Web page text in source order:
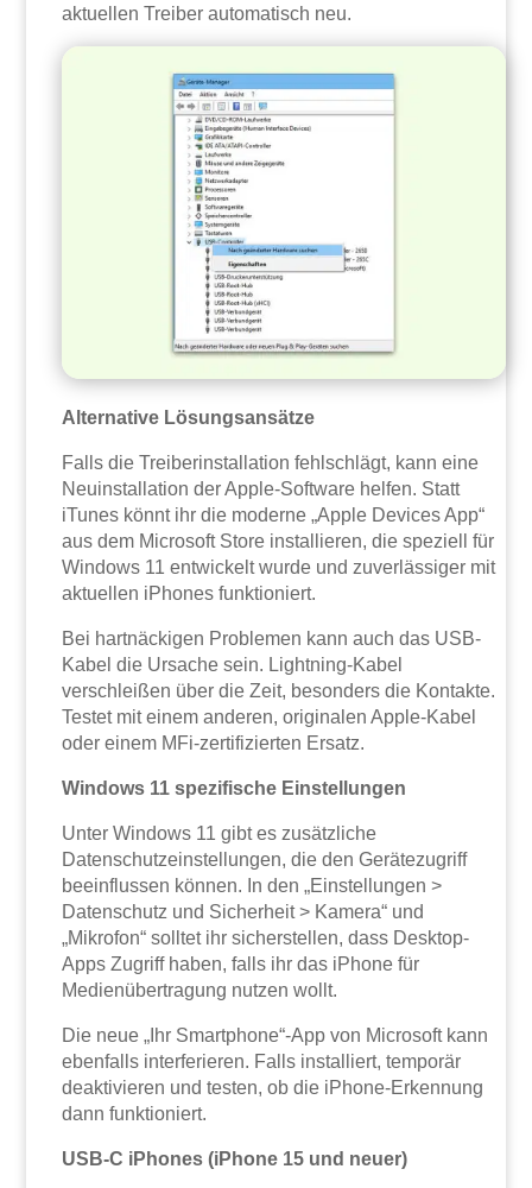
aktuellen Treiber automatisch neu.
Alternative Lösungsansätze
Falls die Treiberinstallation fehlschlägt, kann eine
Neuinstallation der Apple-Software helfen. Statt
iTunes könnt ihr die moderne „Apple Devices App“
aus dem Microsoft Store installieren, die speziell für
Windows 11 entwickelt wurde und zuverlässiger mit
aktuellen iPhones funktioniert.
Bei hartnäckigen Problemen kann auch das USB-
Kabel die Ursache sein. Lightning-Kabel
verschleißen über die Zeit, besonders die Kontakte.
Testet mit einem anderen, originalen Apple-Kabel
oder einem MFi-zertifizierten Ersatz.
Windows 11 spezifische Einstellungen
Unter Windows 11 gibt es zusätzliche
Datenschutzeinstellungen, die den Gerätezugriff
beeinflussen können. In den „Einstellungen >
Datenschutz und Sicherheit > Kamera“ und
„Mikrofon“ solltet ihr sicherstellen, dass Desktop-
Apps Zugriff haben, falls ihr das iPhone für
Medienübertragung nutzen wollt.
Die neue „Ihr Smartphone“-App von Microsoft kann
ebenfalls interferieren. Falls installiert, temporär
deaktivieren und testen, ob die iPhone-Erkennung
dann funktioniert.
USB-C iPhones (iPhone 15 und neuer)